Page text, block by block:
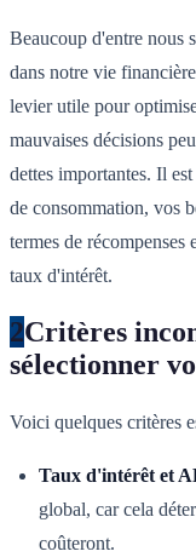
Beaucoup d'entre nous
dans notre vie
levier utile pour
mauvaises décisions
dettes importantes. Il
de consommation, vos
termes de récompenses
taux d'intérêt.
2Critères
sélectionner
Voici quelques critères
Taux d'intérêt et
global, car cela
coûteront.